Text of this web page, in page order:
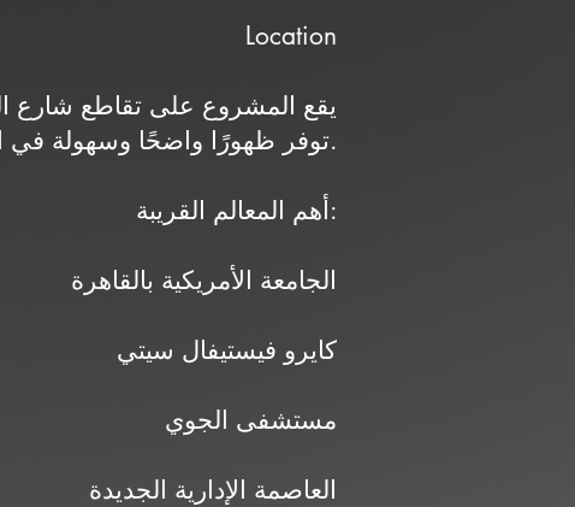
Location
توفر ظهورًا واضحًا وسهولة في الوصول.
أهم المعالم القريبة:
الجامعة الأمريكية بالقاهرة
كايرو فيستيفال سيتي
مستشفى الجوي
العاصمة الإدارية الجديدة